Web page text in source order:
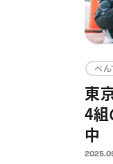
ぺん
東
4組
中
育